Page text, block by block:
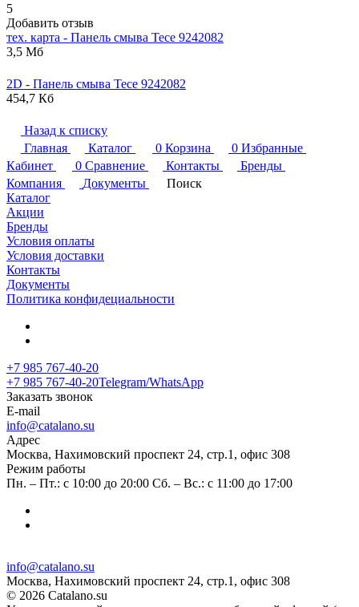
5
Добавить отзыв
тех. карта - Панель смыва Tece 9242082
3,5 Мб
2D - Панель смыва Tece 9242082
454,7 Кб
Назад к списку
Главная
Каталог 0 Корзина 0 Избранные
Кабинет
0 Сравнение Контакты
Бренды
Компания
Документы
Поиск
Каталог
Акции
Бренды
Условия оплаты
Условия доставки
Контакты
Документы
Политика конфидециальности
+7 985 767-40-20
+7 985 767-40-20Telegram/WhatsApp
Заказать звонок
E-mail
info@catalano.su
Адрес
Москва, Нахимовский проспект 24, стр.1, офис 308
Режим работы
Пн. – Пт.: с 10:00 до 20:00 Сб. – Вс.: с 11:00 до 17:00
info@catalano.su
Москва, Нахимовский проспект 24, стр.1, офис 308
© 2026 Catalano.su